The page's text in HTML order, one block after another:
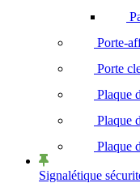
Porte-
Porte
Plaque
Plaque
Plaque
Signalétique